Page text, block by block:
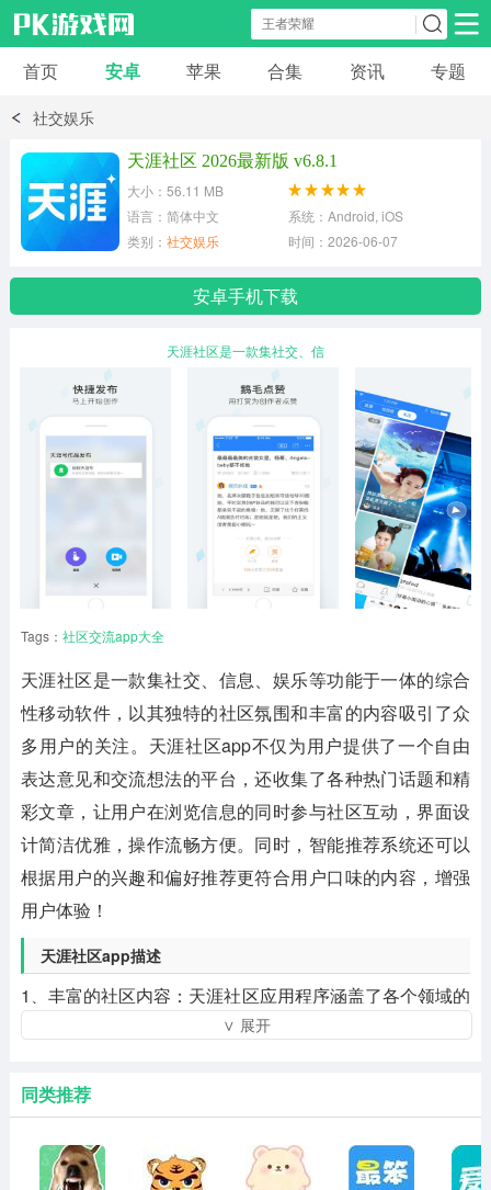
安卓应用 安卓游戏
模拟经营
首页 安卓 苹果 合集 资讯 专题
社交娱乐
天涯社区 2026最新版 v6.8.1
大小：56.11 MB
语言：简体中文
系统：Android, iOS
类别： 社交娱乐 时间：2026-06-07
安卓手机下载
天涯社区是一款集社交、信
Tags： 社区交流app大全
天涯社区是一款集社交、信息、娱乐等功能于一体的综合
性移动软件，以其独特的社区氛围和丰富的内容吸引了众
多用户的关注。天涯社区app不仅为用户提供了一个自由
表达意见和交流想法的平台，还收集了各种热门话题和精
彩文章，让用户在浏览信息的同时参与社区互动，界面设
计简洁优雅，操作流畅方便。同时，智能推荐系统还可以
根据用户的兴趣和偏好推荐更符合用户口味的内容，增强
用户体验！
天涯社区app描述
1、丰富的社区内容：天涯社区应用程序涵盖了各个领域的
广泛热点话题，从社交活动、娱乐八卦到生活见解，应有
讨论，结识志同道合的朋友。
性而闻名。它汇集了来自全国各地的网民，分享他们的故
∨ 展开
同类推荐